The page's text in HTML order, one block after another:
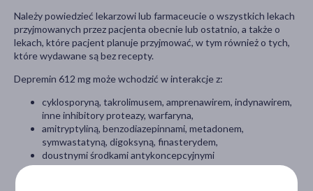
Należy powiedzieć lekarzowi lub farmaceucie o wszystkich lekach
przyjmowanych przez pacjenta obecnie lub ostatnio, a także o
lekach, które pacjent planuje przyjmować, w tym również o tych,
które wydawane są bez recepty.
Depremin 612 mg może wchodzić w interakcje z:
cyklosporyną, takrolimusem, amprenawirem, indynawirem,
inne inhibitory proteazy, warfaryna,
amitryptyliną, benzodiazepinnami, metadonem,
symwastatyną, digoksyną, finasterydem,
doustnymi środkami antykoncepcyjnymi
lekami do znieczulenia ogólnego oraz miejscowego,